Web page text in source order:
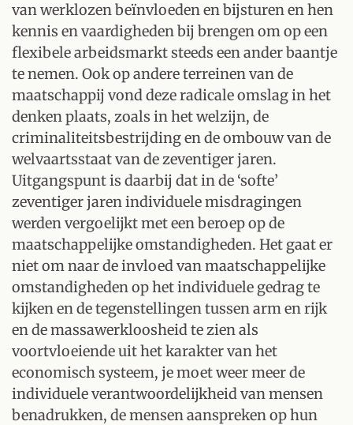
van werklozen beïnvloeden en bijsturen en hen
kennis en vaardigheden bij brengen om op een
flexibele arbeidsmarkt steeds een ander baantje
te nemen. Ook op andere terreinen van de
maatschappij vond deze radicale omslag in het
denken plaats, zoals in het welzijn, de
criminaliteitsbestrijding en de ombouw van de
welvaartsstaat van de zeventiger jaren.
Uitgangspunt is daarbij dat in de ‘softe’
zeventiger jaren individuele misdragingen
werden vergoelijkt met een beroep op de
maatschappelijke omstandigheden. Het gaat er
niet om naar de invloed van maatschappelijke
omstandigheden op het individuele gedrag te
kijken en de tegenstellingen tussen arm en rijk
en de massawerkloosheid te zien als
voortvloeiende uit het karakter van het
economisch systeem, je moet weer meer de
individuele verantwoordelijkheid van mensen
benadrukken, de mensen aanspreken op hun